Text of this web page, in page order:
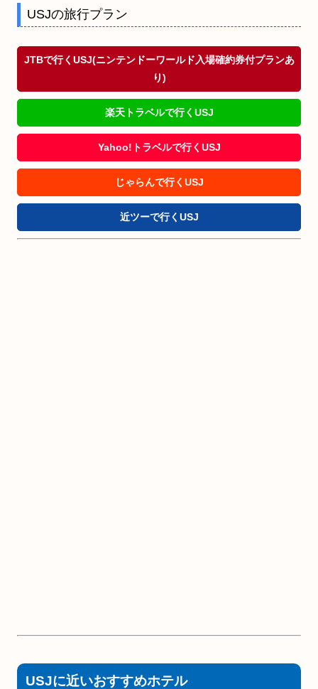
USJの旅行プラン
JTBで行くUSJ(ニンテンドーワールド入場確約券付プランあ
り)
楽天トラベルで行くUSJ
Yahoo!トラベルで行くUSJ
じゃらんで行くUSJ
近ツーで行くUSJ
USJに近いおすすめホテル